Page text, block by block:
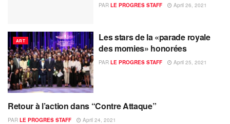
PAR LE PROGRES STAFF April 26, 2021
ART
Les stars de la «parade royale
des momies» honorées
PAR LE PROGRES STAFF April 25, 2021
ART
Retour à l’action dans “Contre Attaque”
PAR LE PROGRES STAFF April 24, 2021